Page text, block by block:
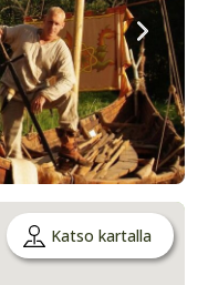
Katso kartalla